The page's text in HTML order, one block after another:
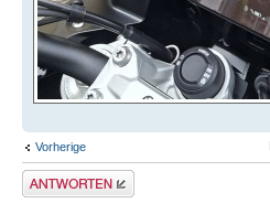
Vorherige
Antwort schreiben